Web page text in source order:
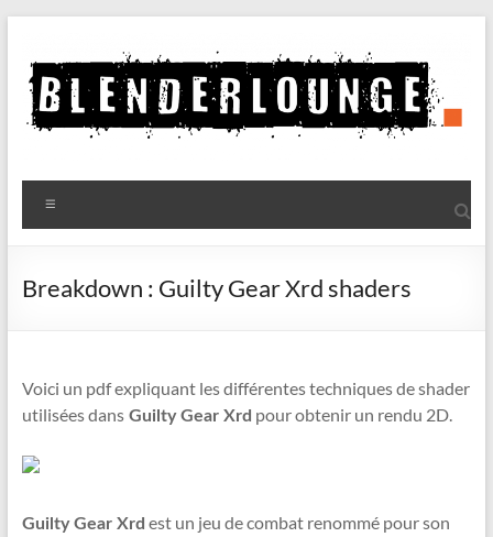
contenu
Blenderlounge
Le
de
Breakdown : Guilty Gear Xrd shaders
Voici un pdf expliquant les différentes techniques de shader
utilisées dansGuilty Gear Xrd pour obtenir un rendu 2D.
Guilty Gear Xrd est un jeu de combat renommé pour son